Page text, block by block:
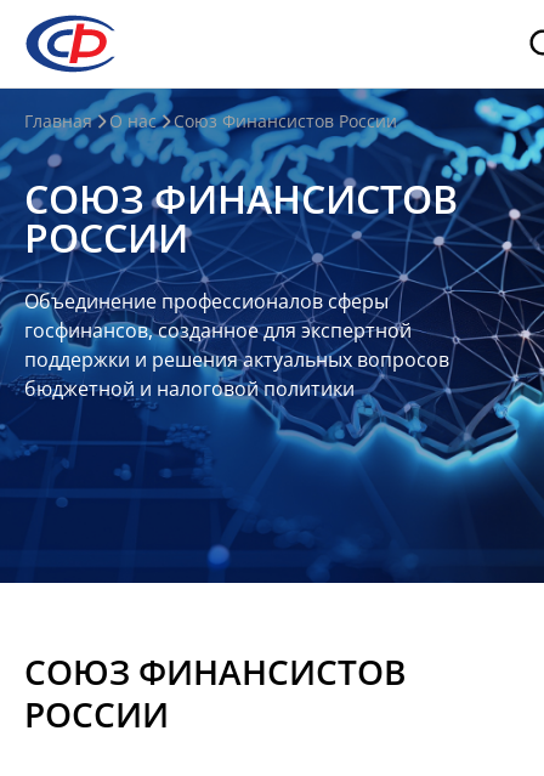
О
нас
О
СФР
Совет
Союза
Участники
Планы
отчеты
Контакты
Материалы
Главная О нас Союз Финансистов России
СОЮЗ ФИНАНСИСТОВ
РОССИИ
Объединение профессионалов сферы
госфинансов, созданное для экспертной
поддержки и решения актуальных вопросов
бюджетной и налоговой политики
СОЮЗ ФИНАНСИСТОВ
РОССИИ